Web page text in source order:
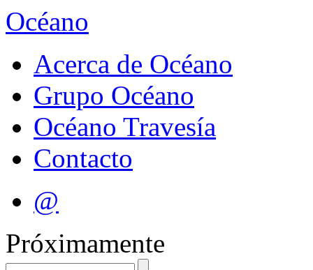
Océano
Acerca de Océano
Grupo Océano
Océano Travesía
Contacto
@
Próximamente